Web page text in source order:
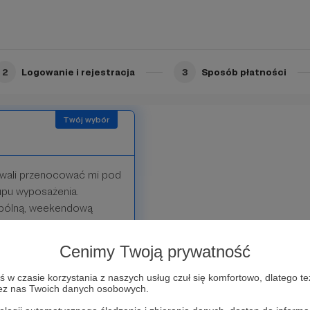
Cenimy Twoją prywatność
w czasie korzystania z naszych usług czuł się komfortowo, dlatego
nas Twoich danych osobowych.
2 Logowanie i rejestracja 3 Sposób płatności
na Patronite.
przenocować mi pod
wyposażenia.
weekendową
Publikując
Patrona, zaś po
w moich social media i
na Patronite.